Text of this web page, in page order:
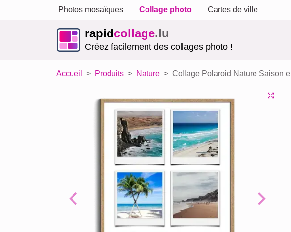
Photos mosaïques Collage photo Cartes de ville
rapidcollage.lu
Créez facilement des collages photo !
Accueil Produits Nature Collage Polaroid Nature Saison
Previous Next